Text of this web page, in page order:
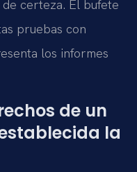
certeza. El bufete
pruebas con
los informes
de un
la